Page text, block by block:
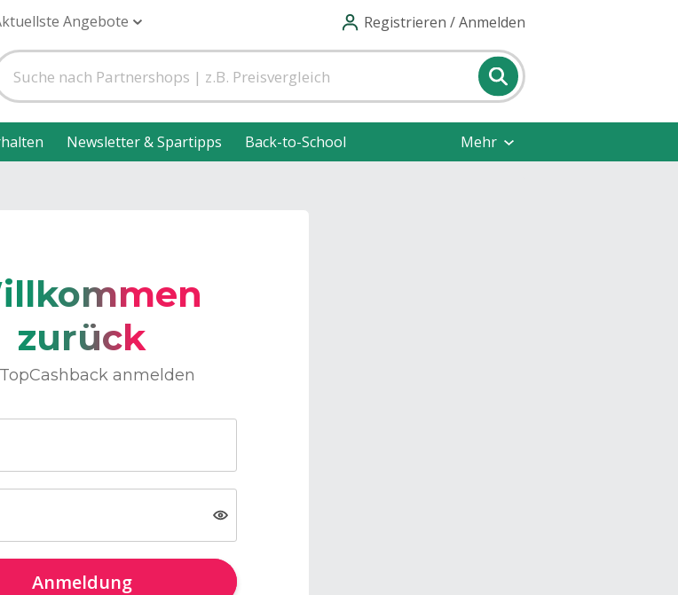
Angebote Registrieren / Anmelden
Newsletter & Spartipps Back-to-School Mehr
zurück
anmelden
Anmeldung